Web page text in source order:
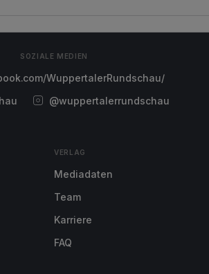
SOZIALE MEDIEN
WuppertalerRundschau/
@wuppertalerrundschau
VERLAG
Mediadaten
Team
Karriere
FAQ